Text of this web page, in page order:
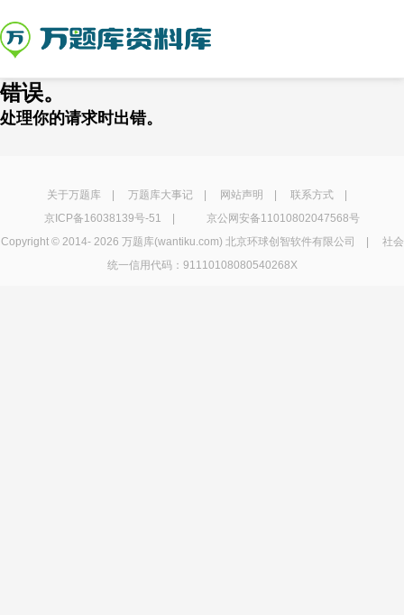
错误。
处理你的请求时出错。
关于万题库| 万题库大事记| 网站声明 联系方式|
京ICP备16038139号-51
京公网安备11010802047568号
Copyright © 2014- 2026 万题库(wantiku.com) 北京环球创智软件有限公司 | 社会
统一信用代码：91110108080540268X